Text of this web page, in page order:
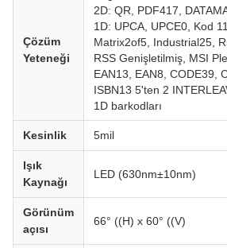
Çözüm
Yeteneği
2D: QR, PDF417,
1D: UPCA, UPCE0, Kod
Matrix2of5, Industrial25,
RSS Genişletilmiş, MSI
EAN13, EAN8, CODE39,
ISBN13 5'ten 2
1D barkodları
Kesinlik 5mil
Işık
Kaynağı
LED (630nm±10nm)
Görünüm
açısı
66° ((H) x 60° ((V)